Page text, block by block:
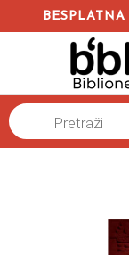
BESPLATNA
Products
search